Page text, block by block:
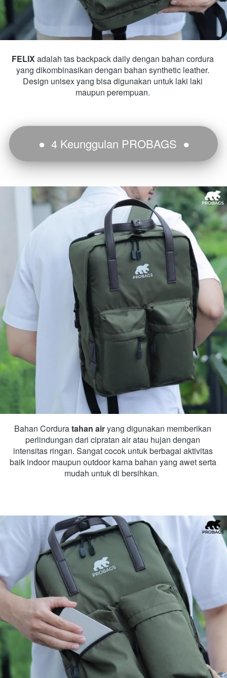
FELIX adalah tas backpack daily dengan bahan cordura
yang dikombinasikan dengan bahan synthetic leather.
Design unisex yang bisa digunakan untuk laki laki
maupun perempuan.
● 4 Keunggulan PROBAGS
  ●
Bahan Cordura tahan air yang digunakan memberikan
perlindungan dari cipratan air atau hujan dengan
intensitas ringan. Sangat cocok untuk berbagai aktivitas
baik indoor maupun outdoor karna bahan yang awet serta
mudah untuk di bersihkan.